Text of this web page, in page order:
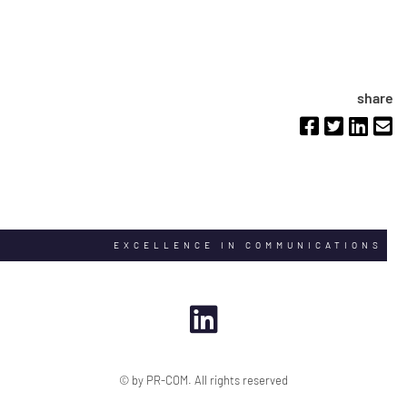
share
EXCELLENCE IN COMMUNICATIONS
© by PR-COM. All rights reserved